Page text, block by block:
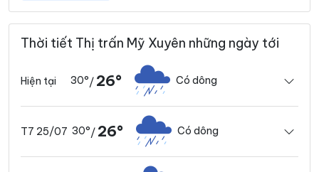
Thời tiết Thị trấn Mỹ Xuyên những ngày tới
Hiện tại 30°/ 26° Có dông
T7 25/07 30°/ 26° Có dông